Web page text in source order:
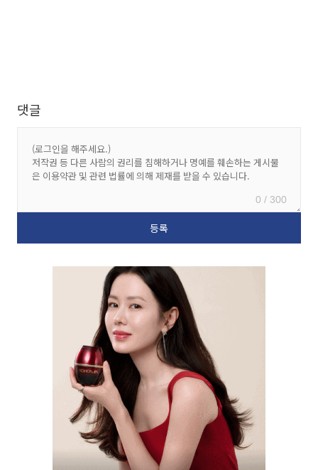
댓글
0 / 300